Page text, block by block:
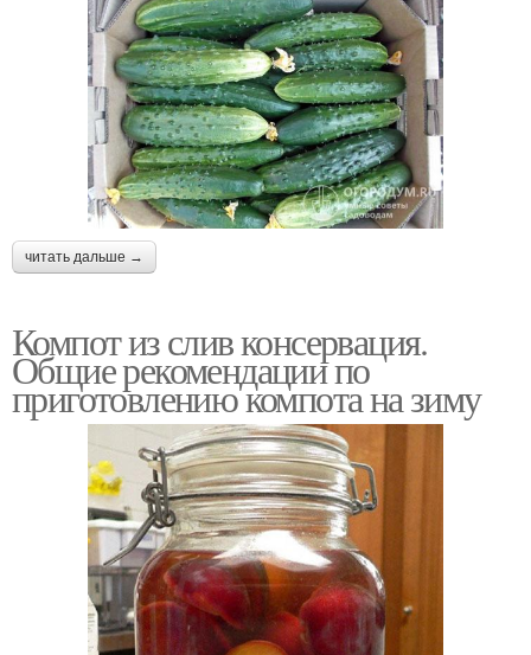
читать дальше →
Компот из слив консервация.
Общие рекомендации по
приготовлению компота на зиму